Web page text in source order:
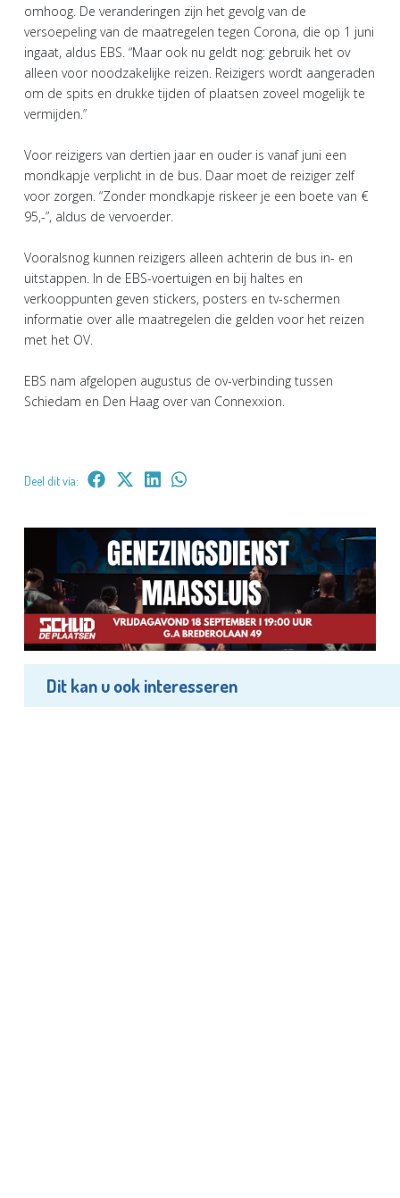
omhoog. De veranderingen zijn het gevolg van de
versoepeling van de maatregelen tegen Corona, die op 1 juni
ingaat, aldus EBS. “Maar ook nu geldt nog: gebruik het ov
alleen voor noodzakelijke reizen. Reizigers wordt aangeraden
om de spits en drukke tijden of plaatsen zoveel mogelijk te
vermijden.”
Voor reizigers van dertien jaar en ouder is vanaf juni een
mondkapje verplicht in de bus. Daar moet de reiziger zelf
voor zorgen. “Zonder mondkapje riskeer je een boete van €
95,-”, aldus de vervoerder.
Vooralsnog kunnen reizigers alleen achterin de bus in- en
uitstappen. In de EBS-voertuigen en bij haltes en
verkooppunten geven stickers, posters en tv-schermen
informatie over alle maatregelen die gelden voor het reizen
met het OV.
EBS nam afgelopen augustus de ov-verbinding tussen
Schiedam en Den Haag over van Connexxion.
Deel dit via:
Dit kan u ook interesseren